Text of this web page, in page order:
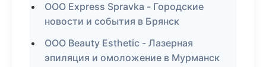
ООО Express Spravka - Городские
новости и события в Брянск
ООО Beauty Esthetic - Лазерная
эпиляция и омоложение в Мурманск